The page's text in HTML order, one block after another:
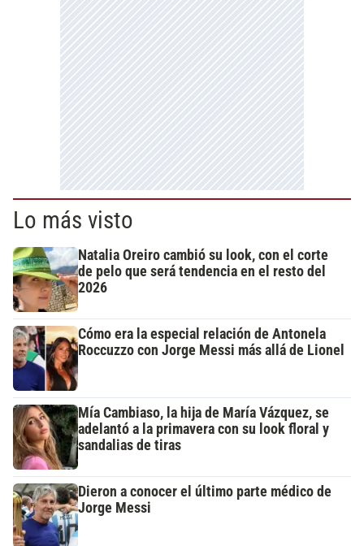
Lo más visto
Natalia Oreiro cambió su look, con el corte
de pelo que será tendencia en el resto del
2026
Cómo era la especial relación de Antonela
Roccuzzo con Jorge Messi más allá de Lionel
Mía Cambiaso, la hija de María Vázquez, se
adelantó a la primavera con su look floral y
sandalias de tiras
Dieron a conocer el último parte médico de
Jorge Messi